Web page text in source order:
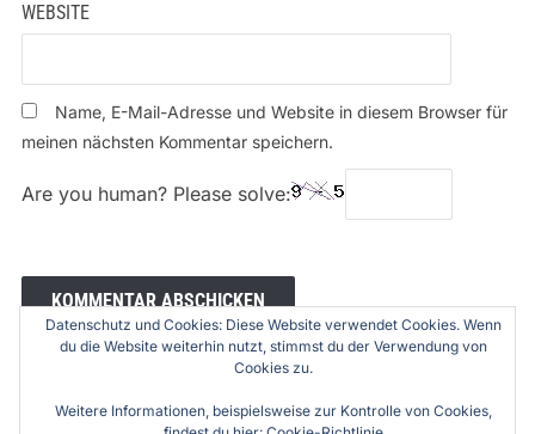
WEBSITE
Name, E-Mail-Adresse und Website in diesem Browser für
meinen nächsten Kommentar speichern.
Are you human? Please solve:
Datenschutz und Cookies: Diese Website verwendet Cookies. Wenn
du die Website weiterhin nutzt, stimmst du der Verwendung von
Cookies zu.
Weitere Informationen, beispielsweise zur Kontrolle von Cookies,